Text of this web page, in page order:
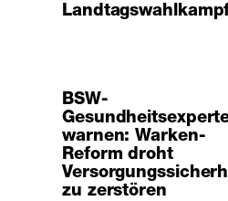
BSW-
warnen: Warken-
Reform droht
zu zerstören